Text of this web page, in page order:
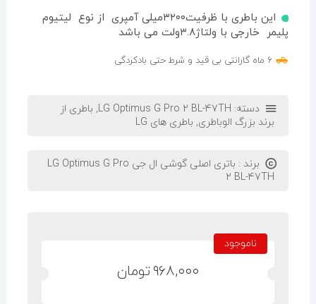
این باطری با ظرفیت۳۲۰۰میلی آمپری از نوع لیتیوم
پلیمر خارجی با ولتاژ۳.۸ولت می باشد
۶ ماه گارانتی بی قید و شرط حتی بادکردگی
دسته: LG Optimus G Pro 2 BL-47TH
, باطری از
برند بزرگ الوباطری, باطری های LG
برند :
باتری اصلی گوشی ال جی LG Optimus G Pro
2 BL-47TH
ناموجود
۹۶۸,۰۰۰تومان